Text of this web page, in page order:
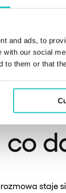
and ads, to
with our social
to them or that
Zanim
lub
co
staje